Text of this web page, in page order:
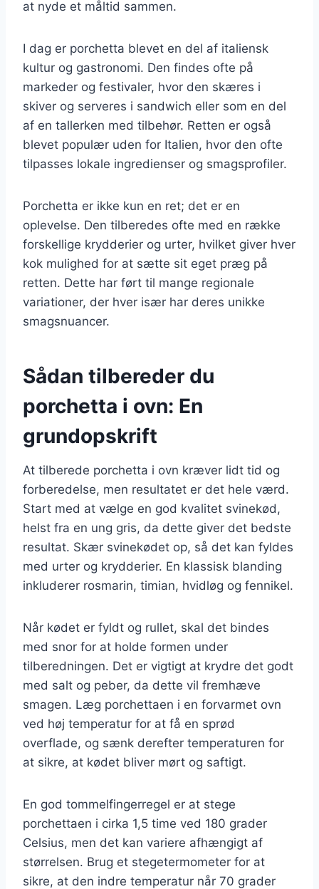
at nyde et måltid sammen.
I dag er porchetta blevet en del af italiensk
kultur og gastronomi. Den findes ofte på
markeder og festivaler, hvor den skæres i
skiver og serveres i sandwich eller som en del
af en tallerken med tilbehør. Retten er også
blevet populær uden for Italien, hvor den ofte
tilpasses lokale ingredienser og smagsprofiler.
Porchetta er ikke kun en ret; det er en
oplevelse. Den tilberedes ofte med en række
forskellige krydderier og urter, hvilket giver hver
kok mulighed for at sætte sit eget præg på
retten. Dette har ført til mange regionale
variationer, der hver især har deres unikke
smagsnuancer.
Sådan tilbereder du
porchetta i ovn: En
grundopskrift
At tilberede porchetta i ovn kræver lidt tid og
forberedelse, men resultatet er det hele værd.
Start med at vælge en god kvalitet svinekød,
helst fra en ung gris, da dette giver det bedste
resultat. Skær svinekødet op, så det kan fyldes
med urter og krydderier. En klassisk blanding
inkluderer rosmarin, timian, hvidløg og fennikel.
Når kødet er fyldt og rullet, skal det bindes
med snor for at holde formen under
tilberedningen. Det er vigtigt at krydre det godt
med salt og peber, da dette vil fremhæve
smagen. Læg porchettaen i en forvarmet ovn
ved høj temperatur for at få en sprød
overflade, og sænk derefter temperaturen for
at sikre, at kødet bliver mørt og saftigt.
En god tommelfingerregel er at stege
porchettaen i cirka 1,5 time ved 180 grader
Celsius, men det kan variere afhængigt af
størrelsen. Brug et stegetermometer for at
sikre, at den indre temperatur når 70 grader